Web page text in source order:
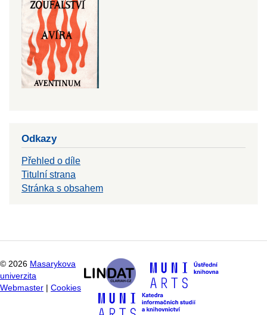
Odkazy
Přehled o díle
Titulní strana
Stránka s obsahem
© 2026 Masarykova
univerzita
Webmaster
Cookies